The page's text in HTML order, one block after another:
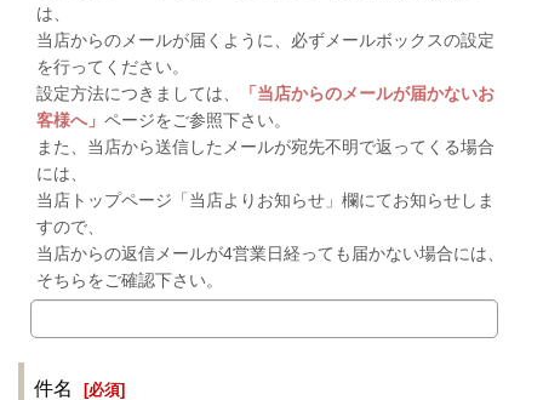
は、
当店からのメールが届くように、必ずメールボックスの設定
を行ってください。
設定方法につきましては、
「当店からのメールが届かないお
客様へ」 ページをご参照下さい。
また、当店から送信したメールが宛先不明で返ってくる場合
には、
当店トップページ「当店よりお知らせ」欄にてお知らせしま
すので、
当店からの返信メールが4営業日経っても届かない場合には、
そちらをご確認下さい。
件名 [必須]